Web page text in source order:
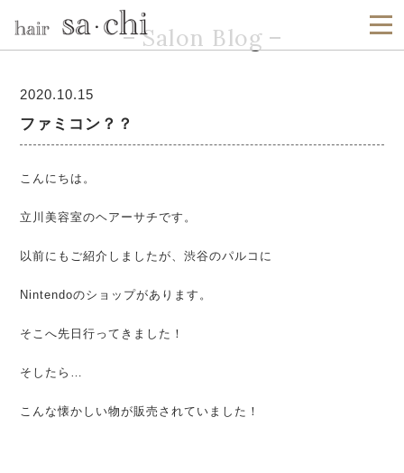
Salon Blog
2020.10.15
ファミコン？？
こんにちは。
立川美容室のヘアーサチです。
以前にもご紹介しましたが、渋谷のパルコに
Nintendoのショップがあります。
そこへ先日行ってきました！
そしたら…
こんな懐かしい物が販売されていました！